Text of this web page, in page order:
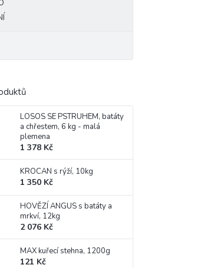
LOSOS SE PSTRUHEM, batáty
a chřestem, 6 kg - malá
plemena
1 378 Kč
KROCAN s rýží, 10kg
1 350 Kč
HOVĚZÍ ANGUS s batáty a
mrkví, 12kg
2 076 Kč
MAX kuřecí stehna, 1200g
121 Kč